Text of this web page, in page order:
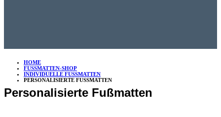
HOME
FUSSMATTEN-SHOP
INDIVIDUELLE FUSSMATTEN
PERSONALISIERTE FUSSMATTEN
Personalisierte Fußmatten